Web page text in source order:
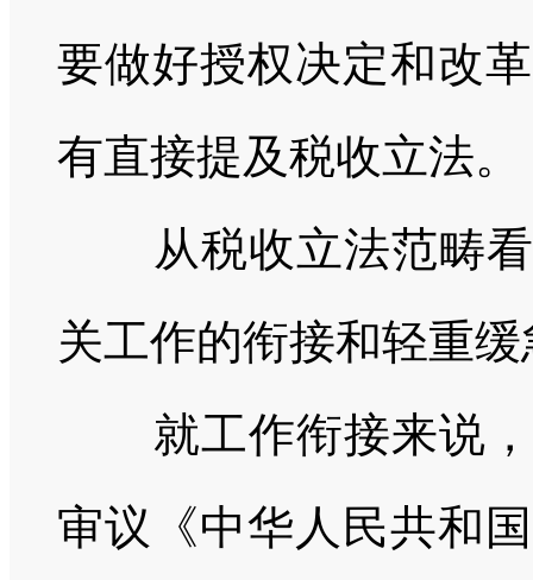
要做好授权决定和改
有直接提及税收立法。
从税收立法范畴
关工作的衔接和轻重
就工作衔接来说，
审议《中华人民共和